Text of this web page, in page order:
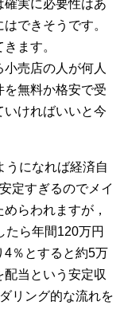
確実に必要性はあ
できそうです。
ます。
売店の人が何人
無料か格安で受
いければいいと今
うになれば経済自
定すぎるのでメイ
らわれますが，
たら年間120万円
4％とすると約5万
当という安定収
リング的な流れを